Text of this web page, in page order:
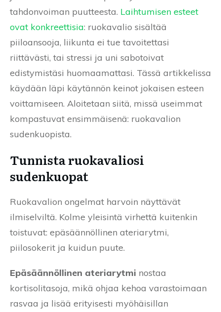
tahdonvoiman puutteesta. Laihtumisen esteet
ovat konkreettisia: ruokavalio sisältää
piiloansooja, liikunta ei tue tavoitettasi
riittävästi, tai stressi ja uni sabotoivat
edistymistäsi huomaamattasi. Tässä artikkelissa
käydään läpi käytännön keinot jokaisen esteen
voittamiseen. Aloitetaan siitä, missä useimmat
kompastuvat ensimmäisenä: ruokavalion
sudenkuopista.
Tunnista ruokavaliosi
sudenkuopat
Ruokavalion ongelmat harvoin näyttävät
ilmiselviltä. Kolme yleisintä virhettä kuitenkin
toistuvat: epäsäännöllinen ateriarytmi,
piilosokerit ja kuidun puute.
Epäsäännöllinen ateriarytmi nostaa
kortisolitasoja, mikä ohjaa kehoa varastoimaan
rasvaa ja lisää erityisesti myöhäisillan